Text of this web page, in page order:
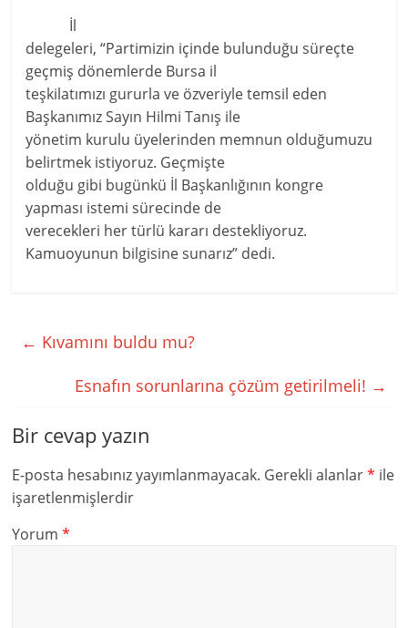
İl
delegeleri, “Partimizin içinde bulunduğu süreçte
geçmiş dönemlerde Bursa il
teşkilatımızı gururla ve özveriyle temsil eden
Başkanımız Sayın Hilmi Tanış ile
yönetim kurulu üyelerinden memnun olduğumuzu
belirtmek istiyoruz. Geçmişte
olduğu gibi bugünkü İl Başkanlığının kongre
yapması istemi sürecinde de
verecekleri her türlü kararı destekliyoruz.
Kamuoyunun bilgisine sunarız” dedi.
← Kıvamını buldu mu?
Esnafın sorunlarına çözüm getirilmeli! →
Bir cevap yazın
E-posta hesabınız yayımlanmayacak. Gerekli alanlar* ile
işaretlenmişlerdir
Yorum*